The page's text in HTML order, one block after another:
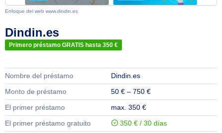
Enfoque del web www.dindin.es
Dindin.es
Primero préstamo GRATIS hasta 350 €
Nombre del préstamo
Dindin.es
Monto de préstamo
50 € – 750 €
El primer préstamo
max. 350 €
El primer préstamo gratuito
350 € / 30 días